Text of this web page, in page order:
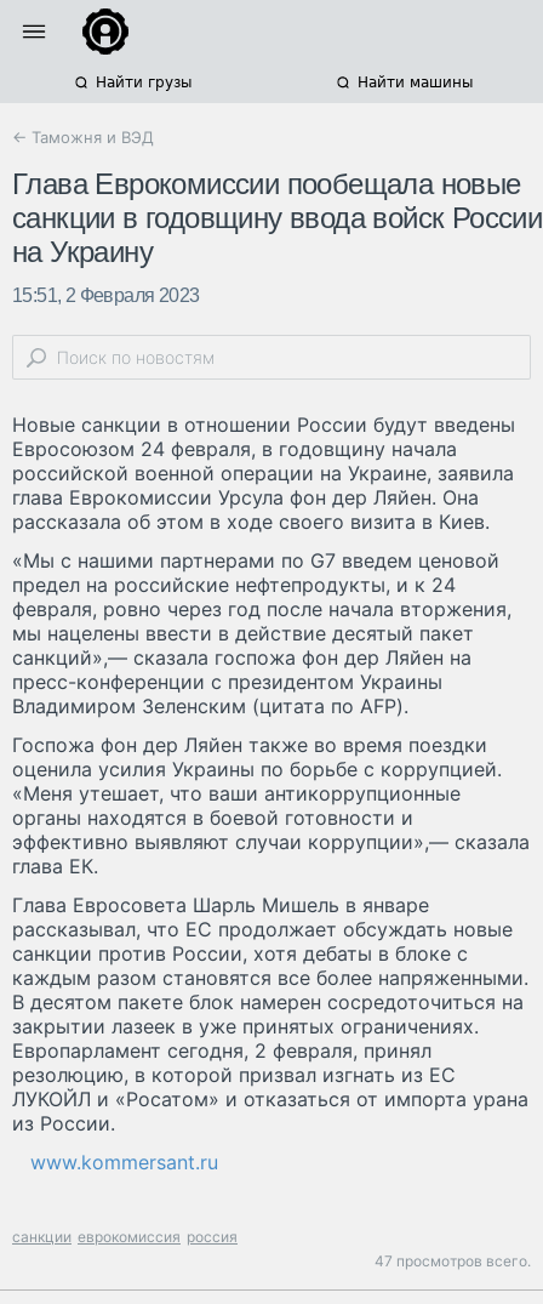
Найти грузы Найти машины
← Таможня и ВЭД
Глава Еврокомиссии пообещала новые
санкции в годовщину ввода войск России
на Украину
15:51, 2 Февраля 2023
Новые санкции в отношении России будут введены
Евросоюзом 24 февраля, в годовщину начала
российской военной операции на Украине, заявила
глава Еврокомиссии Урсула фон дер Ляйен. Она
рассказала об этом в ходе своего визита в Киев.
«Мы с нашими партнерами по G7 введем ценовой
предел на российские нефтепродукты, и к 24
февраля, ровно через год после начала вторжения,
мы нацелены ввести в действие десятый пакет
санкций»,— сказала госпожа фон дер Ляйен на
пресс-конференции с президентом Украины
Владимиром Зеленским (цитата по AFP).
Госпожа фон дер Ляйен также во время поездки
оценила усилия Украины по борьбе с коррупцией.
«Меня утешает, что ваши антикоррупционные
органы находятся в боевой готовности и
эффективно выявляют случаи коррупции»,— сказала
глава ЕК.
Глава Евросовета Шарль Мишель в январе
рассказывал, что ЕС продолжает обсуждать новые
санкции против России, хотя дебаты в блоке с
каждым разом становятся все более напряженными.
В десятом пакете блок намерен сосредоточиться на
закрытии лазеек в уже принятых ограничениях.
Европарламент сегодня, 2 февраля, принял
резолюцию, в которой призвал изгнать из ЕС
ЛУКОЙЛ и «Росатом» и отказаться от импорта урана
из России.
www.kommersant.ru
санкции еврокомиссия россия
47 просмотров всего.